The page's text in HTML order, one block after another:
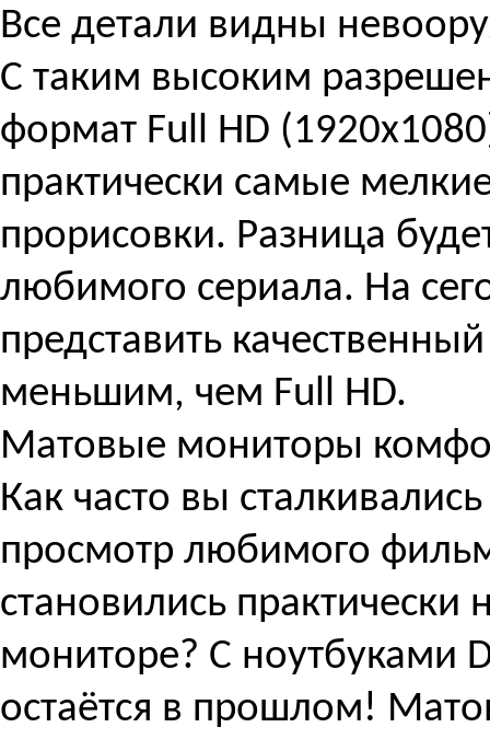
Все детали видны
С таким высоким
формат Full HD
практически самые
прорисовки. Разница
любимого сериала. На
представить
меньшим, чем Full HD.
Матовые мониторы
Как часто вы
просмотр любимого
становились
мониторе? С ноутбуками
остаётся в прошлом!